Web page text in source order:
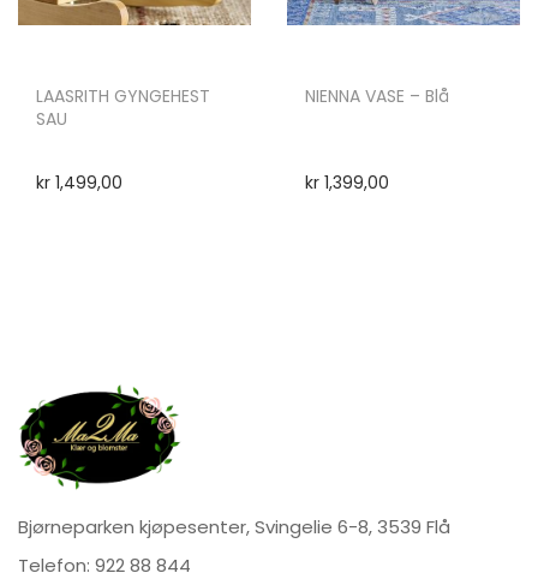
LAASRITH GYNGEHEST
SAU
kr 1,499,00
NIENNA VASE – Blå
kr1,399,00
Bjørneparken kjøpesenter, Svingelie 6-8, 3539 Flå
Telefon: 922 88 844